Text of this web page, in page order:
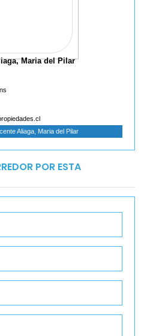
Maria del Pilar
Aliaga, Maria del Pilar
POR ESTA